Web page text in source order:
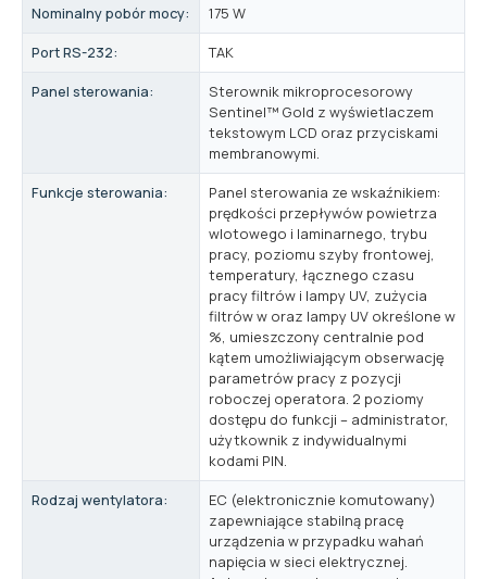
Nominalny pobór mocy:
175 W
Port RS-232:
TAK
Panel sterowania:
Sterownik mikroprocesorowy
Sentinel™ Gold z wyświetlaczem
tekstowym LCD oraz przyciskami
membranowymi.
Funkcje sterowania:
Panel sterowania ze wskaźnikiem:
prędkości przepływów powietrza
wlotowego i laminarnego, trybu
pracy, poziomu szyby frontowej,
temperatury, łącznego czasu
pracy filtrów i lampy UV, zużycia
filtrów w oraz lampy UV określone w
%, umieszczony centralnie pod
kątem umożliwiającym obserwację
parametrów pracy z pozycji
roboczej operatora. 2 poziomy
dostępu do funkcji – administrator,
użytkownik z indywidualnymi
kodami PIN.
Rodzaj wentylatora:
EC (elektronicznie komutowany)
zapewniające stabilną pracę
urządzenia w przypadku wahań
napięcia w sieci elektrycznej.